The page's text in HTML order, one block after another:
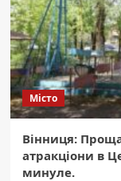
Місто
Вінниця:
атракціони в
минуле.